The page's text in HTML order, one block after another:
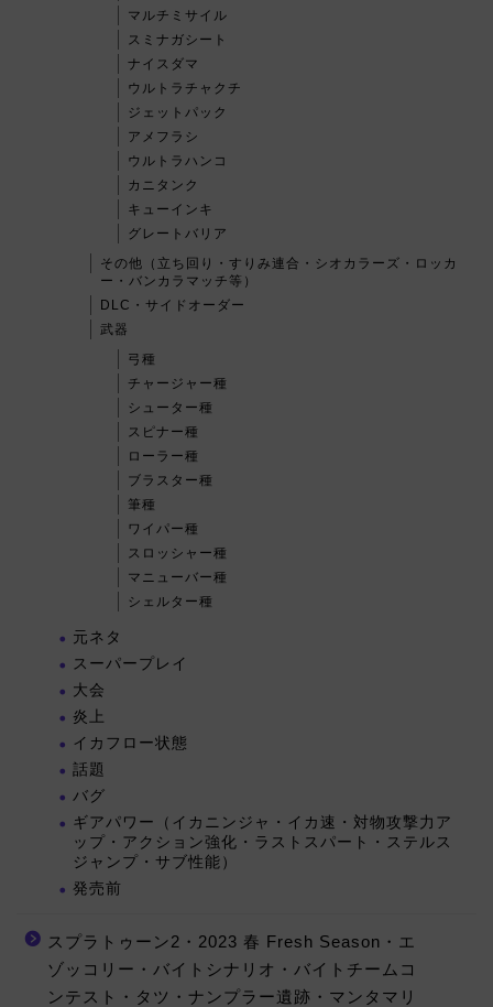
マルチミサイル
スミナガシート
ナイスダマ
ウルトラチャクチ
ジェットパック
アメフラシ
ウルトラハンコ
カニタンク
キューインキ
グレートバリア
その他（立ち回り・すりみ連合・シオカラーズ・ロッカ
ー・バンカラマッチ等）
DLC・サイドオーダー
武器
弓種
チャージャー種
シューター種
スピナー種
ローラー種
ブラスター種
筆種
ワイパー種
スロッシャー種
マニューバー種
シェルター種
元ネタ
スーパープレイ
大会
炎上
イカフロー状態
話題
バグ
ギアパワー（イカニンジャ・イカ速・対物攻撃力ア
ップ・アクション強化・ラストスパート・ステルス
ジャンプ・サブ性能）
発売前
スプラトゥーン2・2023 春 Fresh Season・エ
ゾッコリー・バイトシナリオ・バイトチームコ
ンテスト・タツ・ナンプラー遺跡・マンタマリ